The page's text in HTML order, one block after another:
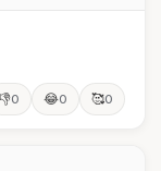
👎0 😂0 🥰0